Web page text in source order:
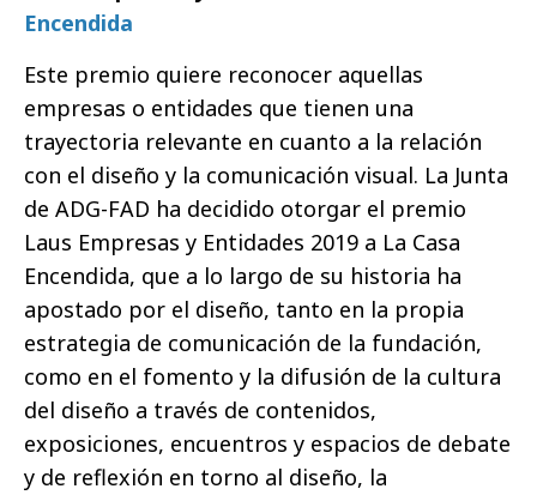
Encendida
Este premio quiere reconocer aquellas
empresas o entidades que tienen una
trayectoria relevante en cuanto a la relación
con el diseño y la comunicación visual. La Junta
de ADG-FAD ha decidido otorgar el premio
Laus Empresas y Entidades 2019 a La Casa
Encendida, que a lo largo de su historia ha
apostado por el diseño, tanto en la propia
estrategia de comunicación de la fundación,
como en el fomento y la difusión de la cultura
del diseño a través de contenidos,
exposiciones, encuentros y espacios de debate
y de reflexión en torno al diseño, la